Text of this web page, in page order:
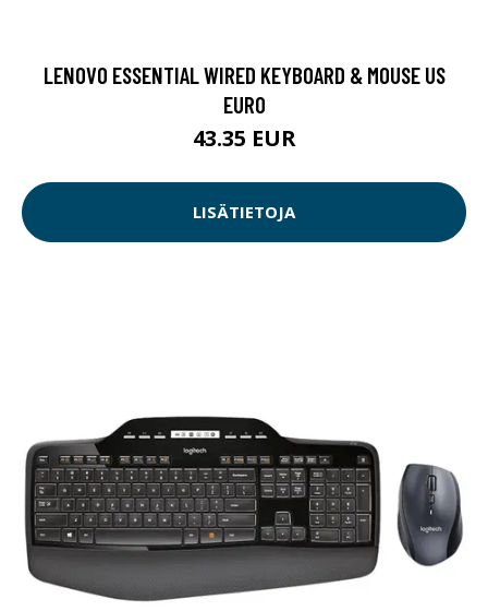
LENOVO ESSENTIAL WIRED KEYBOARD & MOUSE US
EURO
43.35 EUR
LISÄTIETOJA